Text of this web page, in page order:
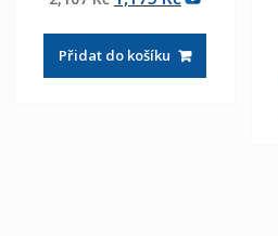
z 5
byla:
2,107 Kč
je:
1,175 Kč
Přidat do košíku